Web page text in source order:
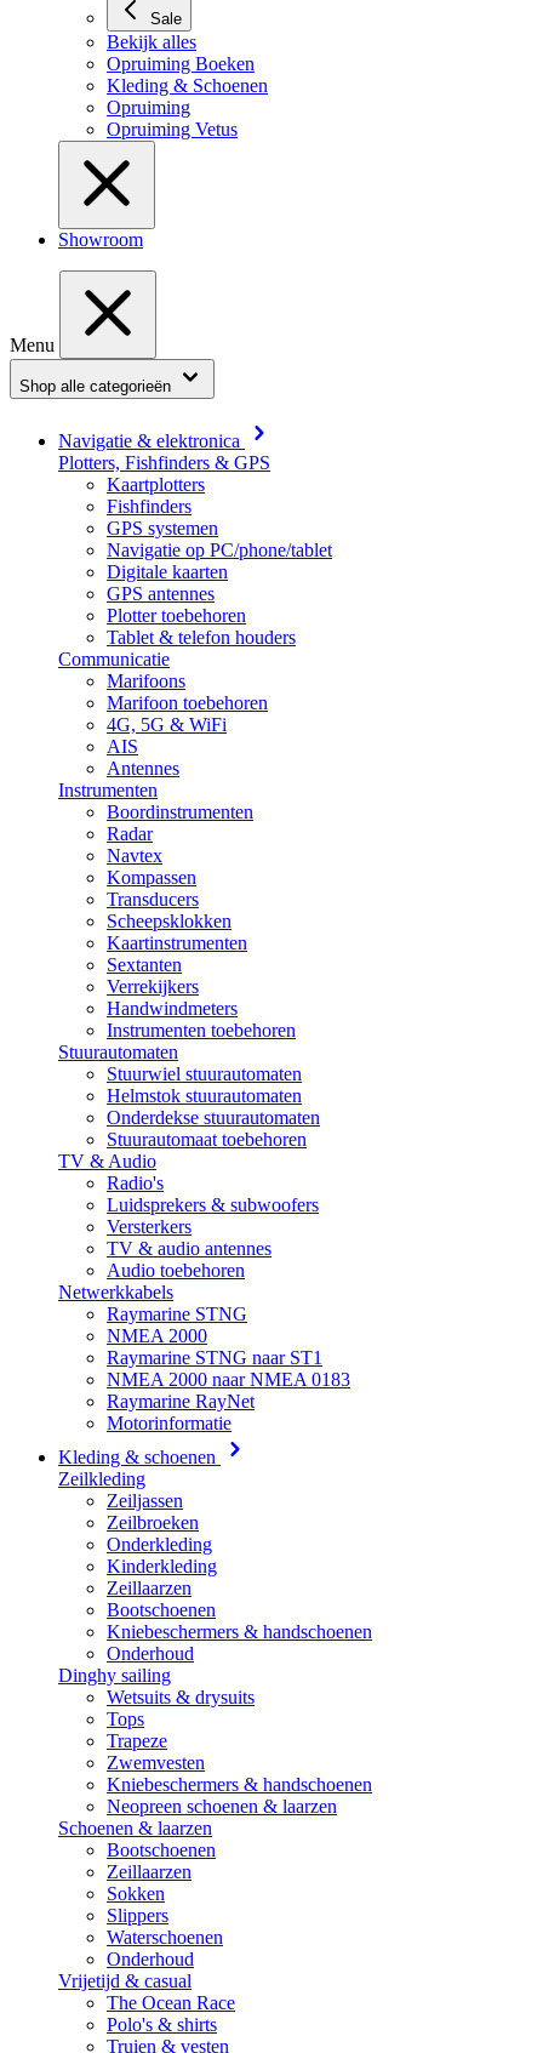
Sale
Bekijk alles
Opruiming Boeken
Kleding & Schoenen
Opruiming
Opruiming Vetus
Showroom
Menu
Shop alle categorieën
Navigatie & elektronica
Plotters, Fishfinders & GPS
Kaartplotters
Fishfinders
GPS systemen
Navigatie op PC/phone/tablet
Digitale kaarten
GPS antennes
Plotter toebehoren
Tablet & telefon houders
Communicatie
Marifoons
Marifoon toebehoren
4G, 5G & WiFi
AIS
Antennes
Instrumenten
Boordinstrumenten
Radar
Navtex
Kompassen
Transducers
Scheepsklokken
Kaartinstrumenten
Sextanten
Verrekijkers
Handwindmeters
Instrumenten toebehoren
Stuurautomaten
Stuurwiel stuurautomaten
Helmstok stuurautomaten
Onderdekse stuurautomaten
Stuurautomaat toebehoren
TV & Audio
Radio's
Luidsprekers & subwoofers
Versterkers
TV & audio antennes
Audio toebehoren
Netwerkkabels
Raymarine STNG
NMEA 2000
Raymarine STNG naar ST1
NMEA 2000 naar NMEA 0183
Raymarine RayNet
Motorinformatie
Kleding & schoenen
Zeilkleding
Zeiljassen
Zeilbroeken
Onderkleding
Kinderkleding
Zeillaarzen
Bootschoenen
Kniebeschermers & handschoenen
Onderhoud
Dinghy sailing
Wetsuits & drysuits
Tops
Trapeze
Zwemvesten
Kniebeschermers & handschoenen
Neopreen schoenen & laarzen
Schoenen & laarzen
Bootschoenen
Zeillaarzen
Sokken
Slippers
Waterschoenen
Onderhoud
Vrijetijd & casual
The Ocean Race
Polo's & shirts
Truien & vesten